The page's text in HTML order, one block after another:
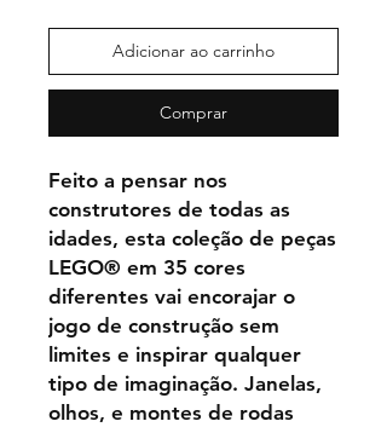
Adicionar ao carrinho
Comprar
Feito a pensar nos
construtores de todas as
idades, esta coleção de peças
LEGO® em 35 cores
diferentes vai encorajar o
jogo de construção sem
limites e inspirar qualquer
tipo de imaginação. Janelas,
olhos, e montes de rodas